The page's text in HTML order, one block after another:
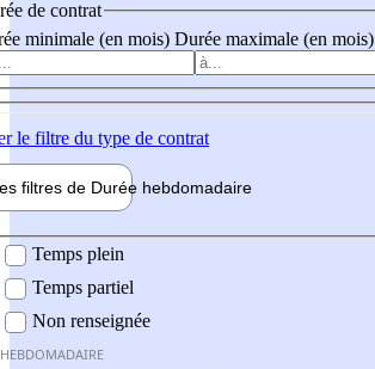
de contrat
minimale (en mois) Durée maximale (en mois)
le filtre du type de contrat
filtres de Durée hebdomadaire
Temps plein
Temps partiel
Non renseignée